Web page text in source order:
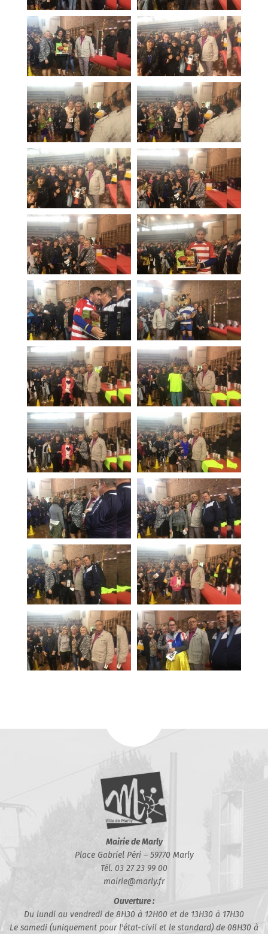
Mairie de Marly
Place Gabriel Péri – 59770 Marly
Tél. 03 27 23 99 00
mairie@marly.fr
Ouverture :
Du lundi au vendredi de 8H30 à 12H00 et de 13H30 à 17H30
Le samedi (uniquement pour l'état-civil et le standard) de 08H30 à